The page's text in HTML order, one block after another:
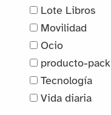
Lote Libros
Movilidad
Ocio
producto-pack
Tecnología
Vida diaria